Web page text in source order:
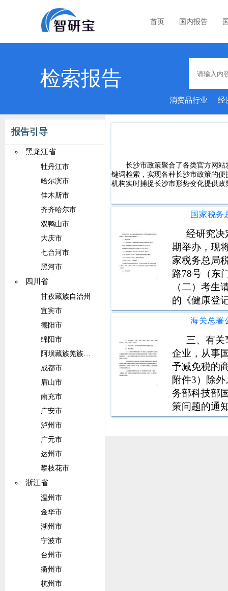
首页 国内报告
检索报告
消费品行业 经
能家居
报告引导
黑龙江省
牡丹江市
哈尔滨市
佳木斯市
齐齐哈尔市
双鸭山市
大庆市
七台河市
黑河市
四川省
甘孜藏族自治州
宜宾市
德阳市
绵阳市
阿坝藏族羌族自治州
成都市
眉山市
南充市
广安市
泸州市
广元市
达州市
攀枝花市
浙江省
温州市
金华市
湖州市
宁波市
台州市
衢州市
杭州市
长沙市政策聚合了各类官方网
键词检索，实现各种长沙市政策的
机构实时捕捉长沙市形势变化提供政
经研究决
期举办，现
家税务总局
路78号（东
（二）考生
的《健康登
（长沙）报
准考证进行
章，未加盖
三、有
企业，从事
予减免税的
附件3）除
务部科技部
策问题的通
术先进型服